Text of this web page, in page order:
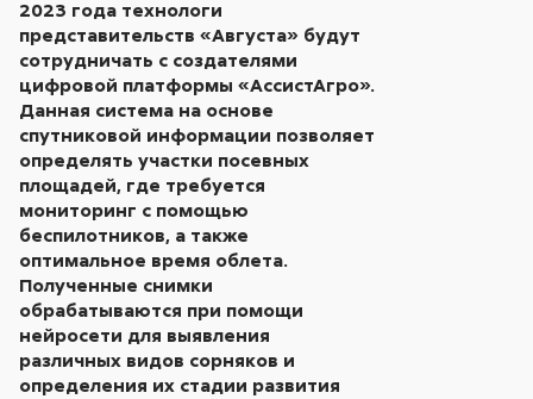
2023 года технологи
представительств «Августа» будут
сотрудничать с создателями
цифровой платформы «АссистАгро».
Данная система на основе
спутниковой информации позволяет
определять участки посевных
площадей, где требуется
мониторинг с помощью
беспилотников, а также
оптимальное время облета.
Полученные снимки
обрабатываются при помощи
нейросети для выявления
различных видов сорняков и
определения их стадии развития